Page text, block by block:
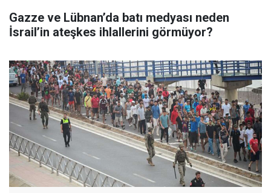
Gazze ve Lübnan’da batı medyası neden
İsrail’in ateşkes ihlallerini görmüyor?